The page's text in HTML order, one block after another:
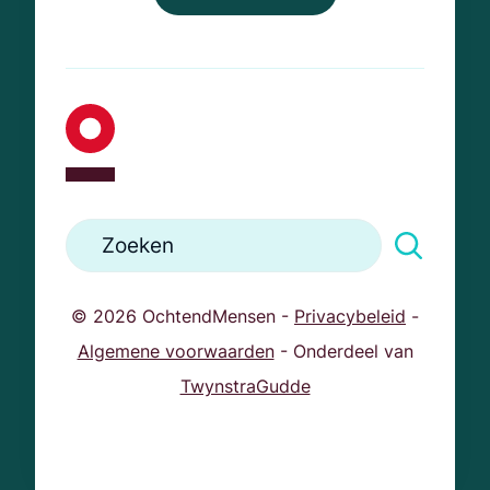
© 2026 OchtendMensen - Privacybeleid -
Algemene voorwaarden- Onderdeel van
TwynstraGudde